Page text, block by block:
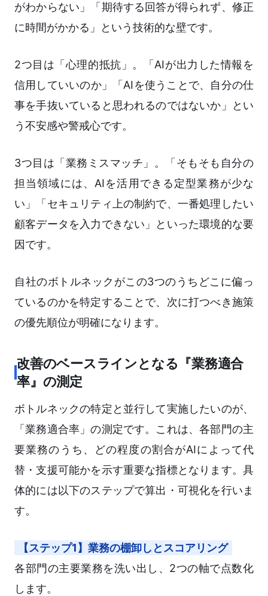
がわからない」「期待する回答が得られず、修正
に時間がかかる」という技術的な壁です。
2つ目は「心理的抵抗」。「AIが出力した情報を
信用していいのか」「AIを使うことで、自分の仕
事を手抜いていると思われるのではないか」とい
う不安感や警戒心です。
3つ目は「業務ミスマッチ」。「そもそも自分の
担当領域には、AIを活用できる定型業務が少な
い」「セキュリティ上の制約で、一番処理したい
顧客データを入力できない」といった環境的な要
因です。
自社のボトルネックがこの3つのうちどこに偏っ
ているのかを特定することで、次に打つべき施策
の優先順位が明確になります。
改善のベースラインとなる『業務適合
率』の測定
ボトルネックの特定と並行して実施したいのが、
「業務適合率」の測定です。これは、各部門の主
要業務のうち、どの程度の割合がAIによって代
替・支援可能かを示す重要な指標となります。具
体的には以下のステップで算出・可視化を行いま
す。
【ステップ1】業務の棚卸しとスコアリング
各部門の主要業務を洗い出し、2つの軸で点数化
します。